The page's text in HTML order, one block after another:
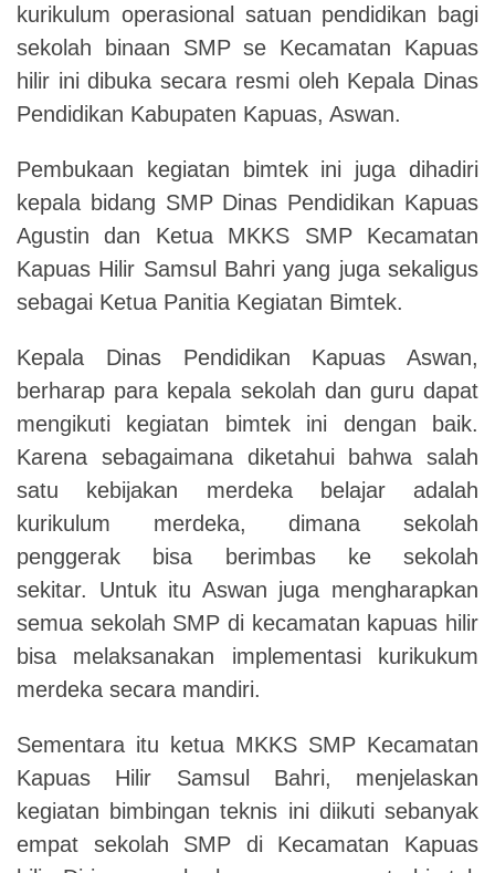
kurikulum operasional satuan pendidikan bagi
sekolah binaan SMP se Kecamatan Kapuas
hilir ini dibuka secara resmi oleh Kepala Dinas
Pendidikan Kabupaten Kapuas, Aswan.
Pembukaan kegiatan bimtek ini juga dihadiri
kepala bidang SMP Dinas Pendidikan Kapuas
Agustin dan Ketua MKKS SMP Kecamatan
Kapuas Hilir Samsul Bahri yang juga sekaligus
sebagai Ketua Panitia Kegiatan Bimtek.
Kepala Dinas Pendidikan Kapuas Aswan,
berharap para kepala sekolah dan guru dapat
mengikuti kegiatan bimtek ini dengan baik.
Karena sebagaimana diketahui bahwa salah
satu kebijakan merdeka belajar adalah
kurikulum merdeka, dimana sekolah
penggerak bisa berimbas ke sekolah
sekitar. Untuk itu Aswan juga mengharapkan
semua sekolah SMP di kecamatan kapuas hilir
bisa melaksanakan implementasi kurikukum
merdeka secara mandiri.
Sementara itu ketua MKKS SMP Kecamatan
Kapuas Hilir Samsul Bahri, menjelaskan
kegiatan bimbingan teknis ini diikuti sebanyak
empat sekolah SMP di Kecamatan Kapuas